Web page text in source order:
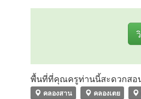
พื้นที่ที่คุณครูท่านนี้สะดวกสอ
คลองสาน คลองเตย